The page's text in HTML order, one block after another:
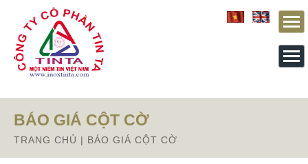
Từ mục này trở xuống là mã nguồn Zalo
BÁO GIÁ CỘT CỜ
TRANG CHỦ | BÁO GIÁ CỘT CỜ